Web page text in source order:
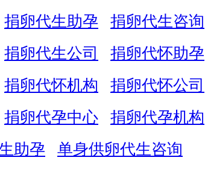
捐卵代生助孕
捐卵代生咨询
捐卵代生公司
捐卵代怀助孕
捐卵代怀机构
捐卵代怀公司
捐卵代孕中心
捐卵代孕机构
助孕
单身供卵代生咨询